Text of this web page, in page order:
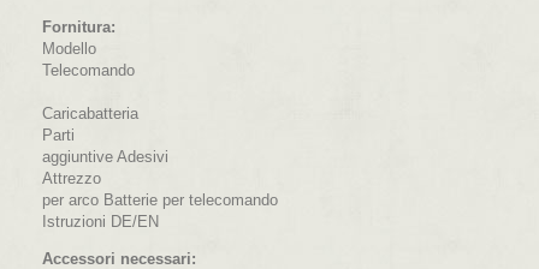
Fornitura:
Modello
Telecomando
Caricabatteria
Parti
aggiuntive Adesivi
Attrezzo
per arco Batterie per telecomando
Istruzioni DE/EN
Accessori necessari: